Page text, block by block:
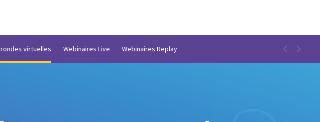
virtuelles Webinaires Live Webinaires Replay